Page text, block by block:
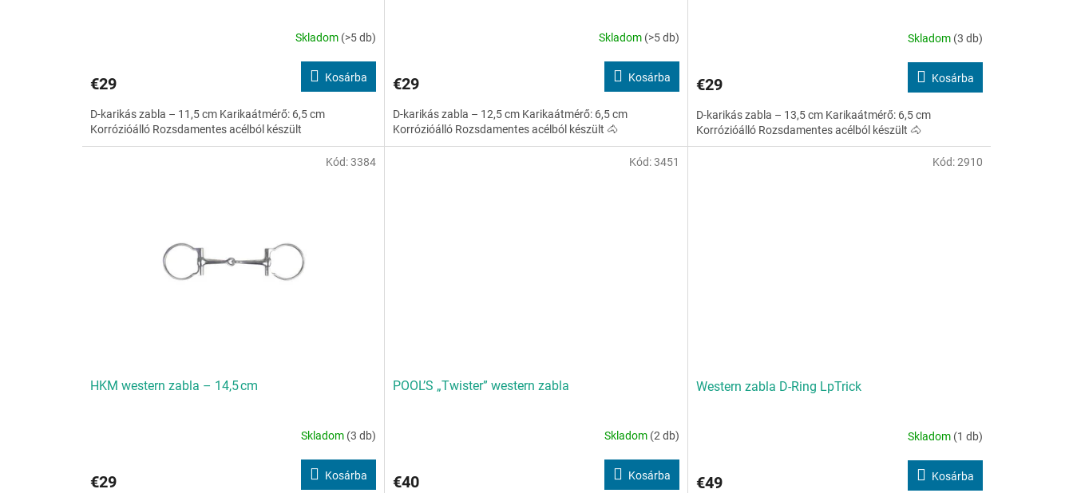
Skladom (>5 db)
€29 Kosárba
D-karikás zabla – 11,5 cm Karikaátmérő: 6,5 cm
Korrózióálló Rozsdamentes acélból készült
Skladom (>5 db)
€29 Kosárba
D-karikás zabla – 12,5 cm Karikaátmérő: 6,5 cm
Korrózióálló Rozsdamentes acélból készült 🐴
Skladom (3 db)
€29 Kosárba
D-karikás zabla – 13,5 cm Karikaátmérő: 6,5 cm
Korrózióálló Rozsdamentes acélból készült 🐴
HKM western zabla – 14,5 cm
Skladom (3 db)
€29 Kosárba
Kód:3384
POOL’S „Twister” western zabla
Skladom (2 db)
€40 Kosárba
Kód:3451
Western zabla D-Ring LpTrick
Skladom (1 db)
€49 Kosárba
Kód:2910